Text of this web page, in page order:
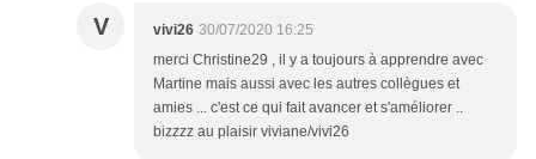
V vivi26 30/07/2020 16:25
merci Christine29 , il y a toujours à apprendre avec
Martine mais aussi avec les autres collègues et
amies ... c'est ce qui fait avancer et s'améliorer ..
bizzzz au plaisir viviane/vivi26